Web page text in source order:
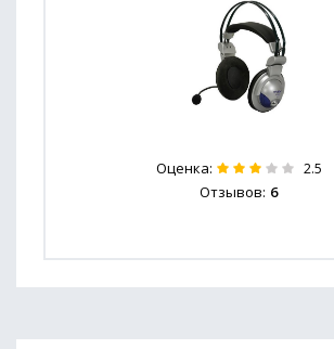
Оценка: 2.5
Отзывов: 6